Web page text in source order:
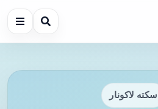
سکته لاکونار